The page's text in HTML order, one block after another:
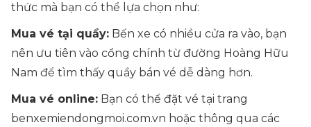
thức mà bạn có thể lựa chọn như:
Mua vé tại quầy: Bến xe có nhiều cửa ra vào, bạn
nên ưu tiên vào cổng chính từ đường Hoàng Hữu
Nam để tìm thấy quầy bán vé dễ dàng hơn.
Mua vé online: Bạn có thể đặt vé tại trang
benxemiendongmoi.com.vn hoặc thông qua các